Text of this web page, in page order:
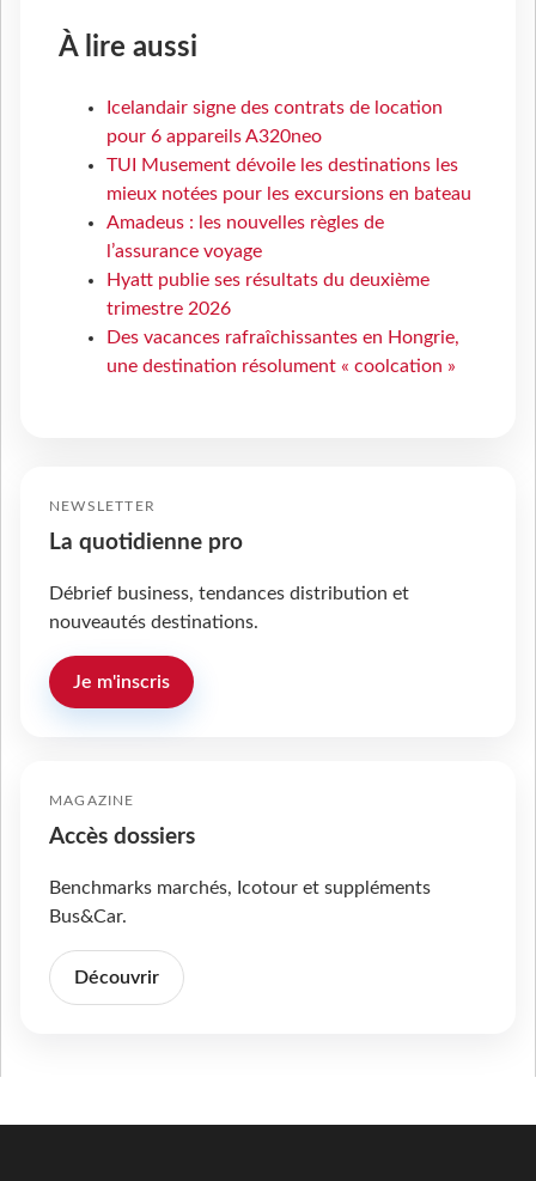
À lire aussi
Icelandair signe des contrats de location
pour 6 appareils A320neo
TUI Musement dévoile les destinations les
mieux notées pour les excursions en bateau
Amadeus : les nouvelles règles de
l’assurance voyage
Hyatt publie ses résultats du deuxième
trimestre 2026
Des vacances rafraîchissantes en Hongrie,
une destination résolument « coolcation »
NEWSLETTER
La quotidienne pro
Débrief business, tendances distribution et
nouveautés destinations.
Je m'inscris
MAGAZINE
Accès dossiers
Benchmarks marchés, Icotour et suppléments
Bus&Car.
Découvrir